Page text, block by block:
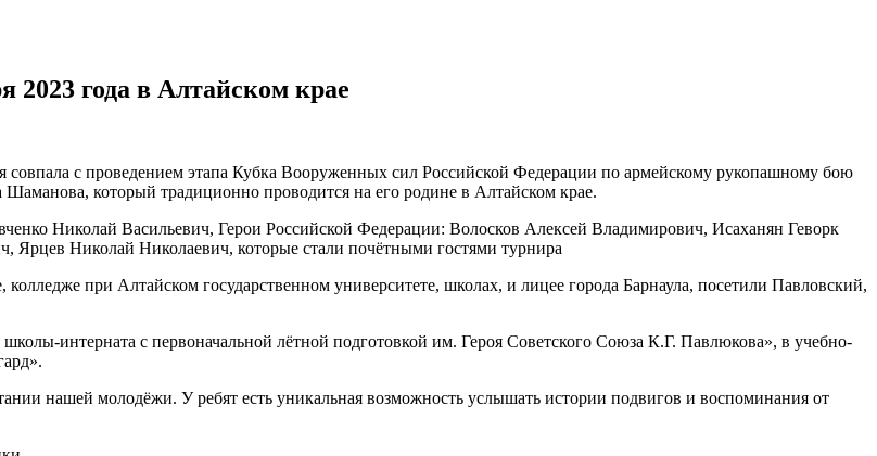
2023 года в Алтайском крае
совпала с проведением этапа Кубка Вооруженных сил Российской Федерации по армейскому рукопашному бою
который традиционно проводится на его родине в Алтайском крае.
Николай Васильевич, Герои Российской Федерации: Волосков Алексей Владимирович, Исаханян Геворк
Ярцев Николай Николаевич, которые стали почётными гостями турнира
колледже при Алтайском государственном университете, школах, и лицее города Барнаула, посетили Павловский,
интерната с первоначальной лётной подготовкой им. Героя Советского Союза К.Г. Павлюкова», в учебно-
нашей молодёжи. У ребят есть уникальная возможность услышать истории подвигов и воспоминания от